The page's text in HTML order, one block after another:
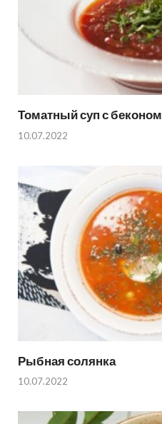
Томатный суп с беконом
10.07.2022
Рыбная солянка
10.07.2022